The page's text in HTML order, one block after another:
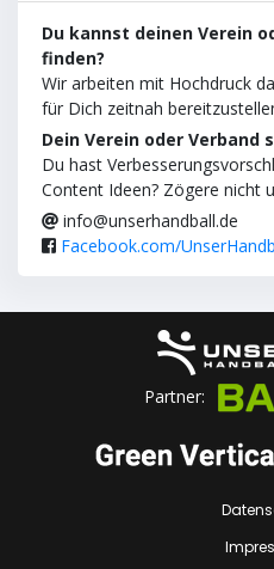
Du kannst deinen Verein
finden?
Wir arbeiten mit Hochdruck
für Dich zeitnah
Dein Verein oder Verband
Du hast
Content Ideen? Zögere nicht
info@unserhandball.de
Facebook.com/
Partner: